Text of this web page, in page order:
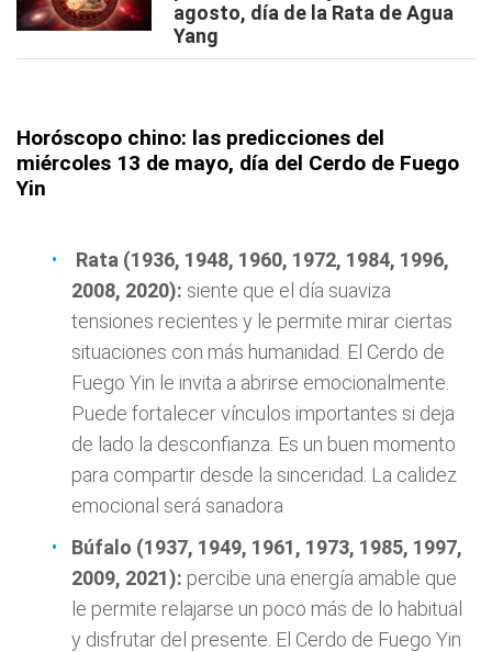
agosto, día de la Rata de Agua
Yang
Horóscopo chino: las predicciones del
miércoles 13 de mayo, día del Cerdo de Fuego
Yin
Rata (1936, 1948, 1960, 1972, 1984, 1996,
2008, 2020): siente que el día suaviza
tensiones recientes y le permite mirar ciertas
situaciones con más humanidad. El Cerdo de
Fuego Yin le invita a abrirse emocionalmente.
Puede fortalecer vínculos importantes si deja
de lado la desconfianza. Es un buen momento
para compartir desde la sinceridad. La calidez
emocional será sanadora
Búfalo (1937, 1949, 1961, 1973, 1985, 1997,
2009, 2021): percibe una energía amable que
le permite relajarse un poco más de lo habitual
y disfrutar del presente. El Cerdo de Fuego Yin